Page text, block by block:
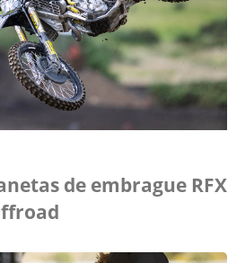
de embrague RFX